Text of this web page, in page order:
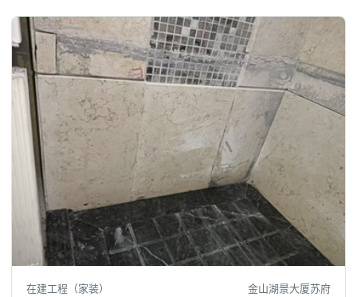
在建工程（家装） 金山湖景大厦苏府